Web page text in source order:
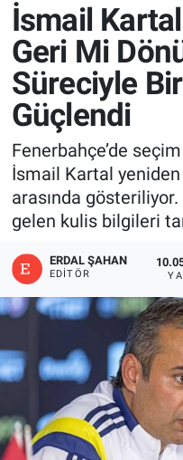
İsmail
Geri Mi
Süreciyle
Güçlendi
Fenerbahçe’de
İsmail Kartal
arasında
gelen kulis bilgileri
ERDAL ŞAHAN
EDITÖR